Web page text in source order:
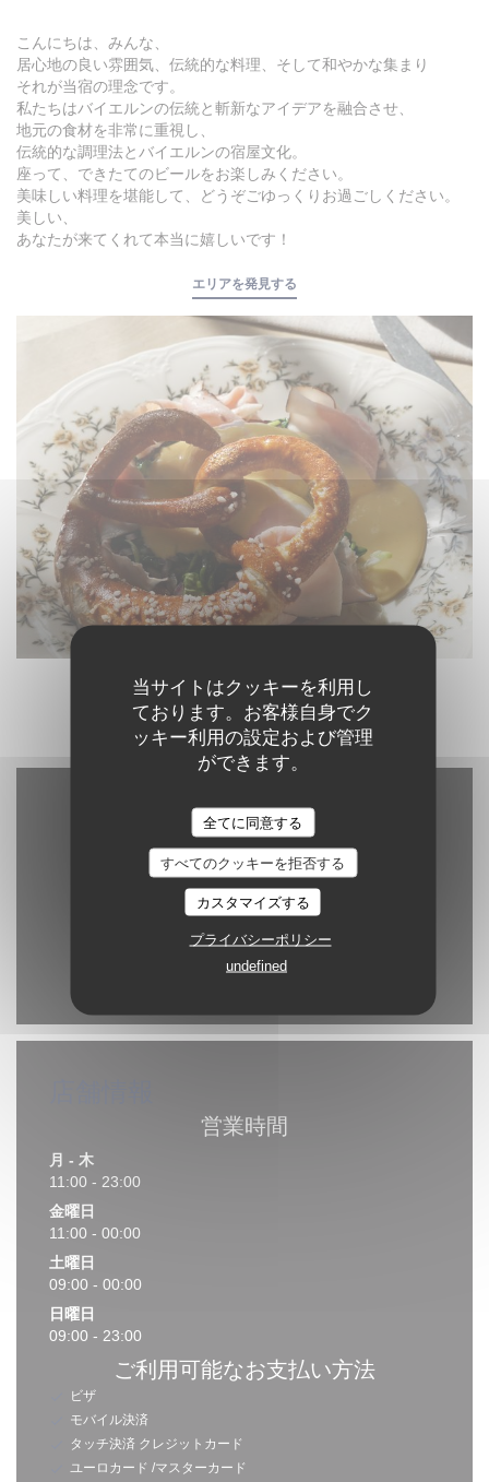
当サイトはクッキーを利用し
ております。お客様自身でク
ッキー利用の設定および管理
ができます。
全てに同意する
すべてのクッキーを拒否する
カスタマイズする
プライバシーポリシー
undefined
こんにちは、みんな、
居心地の良い雰囲気、伝統的な料理、そして和やかな集まり
それが当宿の理念です。
私たちはバイエルンの伝統と斬新なアイデアを融合させ、
地元の食材を非常に重視し、
伝統的な調理法とバイエルンの宿屋文化。
座って、できたてのビールをお楽しみください。
美味しい料理を堪能して、どうぞごゆっくりお過ごしください。
美しい、
あなたが来てくれて本当に嬉しいです！
エリアを発見する
営業時間
月 - 木
11:00 - 23:00
金曜日
11:00 - 00:00
土曜日
09:00 - 00:00
日曜日
09:00 - 23:00
ご利用可能なお支払い方法
ビザ
モバイル決済
タッチ決済 クレジットカード
ユーロカード /マスターカード